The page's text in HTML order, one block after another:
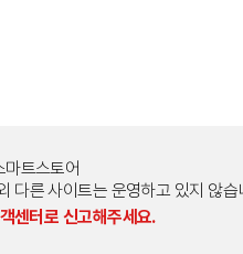
트스토어
른 사이트는 운영하고 있지 않습
센터로 신고해주세요.